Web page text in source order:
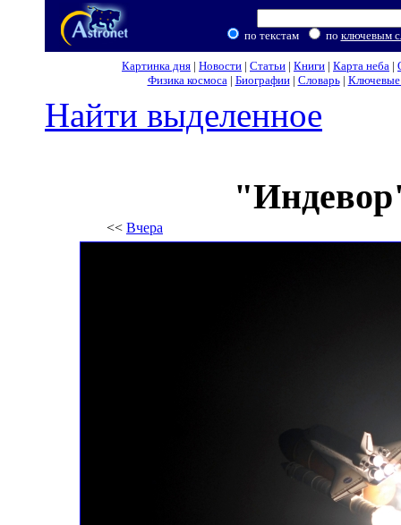
по текстам по ключевым
Картинка дня | Новости | Статьи | Книги | Карта неба |
Физика космоса| Биографии| Словарь| Ключевые
Найти выделенное
<< Вчера